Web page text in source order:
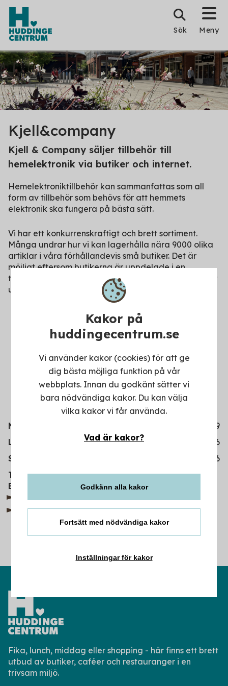
Kakor på
huddingecentrum.se
Vi använder kakor (cookies) för att ge
dig bästa möjliga funktion på vår
webbplats. Innan du godkänt sätter vi
bara nödvändiga kakor. Du kan välja
vilka kakor vi får använda.
Vad är kakor?
Godkänn alla kakor
Fortsätt med nödvändiga kakor
Inställningar för kakor
Sök Meny
Kjell&company
Kjell & Company säljer tillbehör till
hemelektronik via butiker och internet.
Hemelektroniktillbehör kan sammanfattas som all
form av tillbehör som behövs för att hemmets
elektronik ska fungera på bästa sätt.
Vi har ett konkurrenskraftigt och brett sortiment.
Många undrar hur vi kan lagerhålla nära 9000 olika
artiklar i våra förhållandevis små butiker. Det är
möjligt eftersom butikerna är uppdelade i en
traditionell butiksyta och en lageryta, som motsvarar
ungefär halva butikens storlek.
Måndag-fredag
10-19
Lördag
10-16
Söndag
11-16
Telefon08-12 01 67 67
E-post
huddinge@kjell.com
Kjell.se
Instagram
Fika, lunch, middag eller shopping - här finns ett brett
utbud av butiker, caféer och restauranger i en
trivsam miljö.